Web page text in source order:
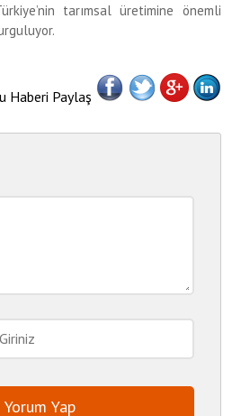
tarımsal üretimine önemli
Haberi Paylaş